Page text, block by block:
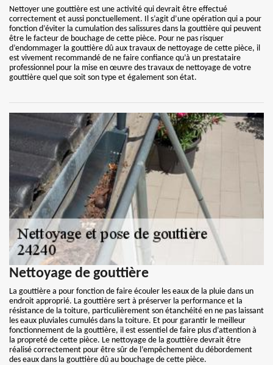
Nettoyer une gouttière est une activité qui devrait être effectué
correctement et aussi ponctuellement. Il s’agit d’une opération qui a pour
fonction d’éviter la cumulation des salissures dans la gouttière qui peuvent
être le facteur de bouchage de cette pièce. Pour ne pas risquer
d’endommager la gouttière dû aux travaux de nettoyage de cette pièce, il
est vivement recommandé de ne faire confiance qu’à un prestataire
professionnel pour la mise en œuvre des travaux de nettoyage de votre
gouttière quel que soit son type et également son état.
Nettoyage de gouttière
La gouttière a pour fonction de faire écouler les eaux de la pluie dans un
endroit approprié. La gouttière sert à préserver la performance et la
résistance de la toiture, particulièrement son étanchéité en ne pas laissant
les eaux pluviales cumulés dans la toiture. Et pour garantir le meilleur
fonctionnement de la gouttière, il est essentiel de faire plus d’attention à
la propreté de cette pièce. Le nettoyage de la gouttière devrait être
réalisé correctement pour être sûr de l’empêchement du débordement
des eaux dans la gouttière dû au bouchage de cette pièce.